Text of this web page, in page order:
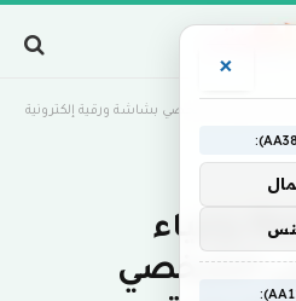
يقوم PocketMage بإحياء
الشخصي
×